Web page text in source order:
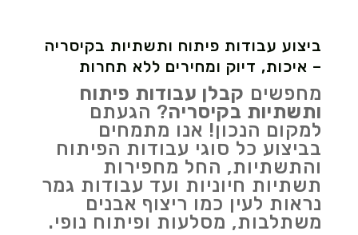
ביצוע עבודות פיתוח ותשתיות בקיסריה
– איכות, דיוק ומחירים ללא תחרות
מחפשים קבלן עבודות פיתוח
ותשתיות בקיסריה? הגעתם
למקום הנכון! אנו מתמחים
בביצוע כל סוגי עבודות הפיתוח
והתשתיות, החל מחפירות
תשתיות חיוניות ועד עבודות גמר
נראות לעין כמו ריצוף אבנים
משתלבות, מסלעות ופיתוח נופי.